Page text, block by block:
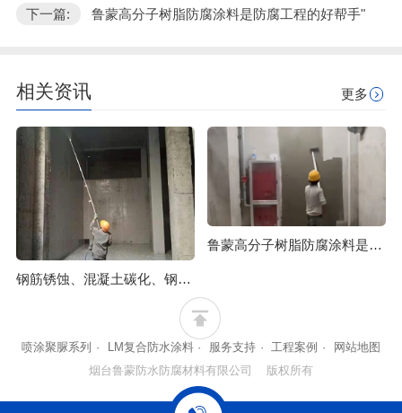
下一篇:
鲁蒙高分子树脂防腐涂料是防腐工程的好帮手"
相关资讯 更多
钢筋锈蚀、混凝土碳化、钢筋保护层破碎脱落后果很严重
鲁蒙高分子树脂防腐涂料是防腐工程的好帮手
喷涂聚脲系列 · LM复合防水涂料 · 服务支持 · 工程案例 ·
网站地图
烟台鲁蒙防水防腐材料有限公司 版权所有